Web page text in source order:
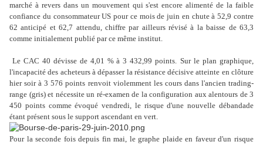
marché à revers dans un mouvement qui s'est encore alimenté de la faible
confiance du consommateur US pour ce mois de juin en chute à 52,9 contre
62 anticipé et 62,7 attendu, chiffre par ailleurs révisé à la baisse de 63,3
comme initialement publié par ce même institut.
Le CAC 40 dévisse de 4,01 % à 3 432,99 points. Sur le plan graphique,
l'incapacité des acheteurs à dépasser la résistance décisive atteinte en clôture
hier soir à 3 576 points renvoit violemment les cours dans l'ancien trading-
range (gris) et nécessite un ré-examen de la configuration aux alentours de 3
450 points comme évoqué vendredi, le risque d'une nouvelle débandade
étant présent sous le support ascendant en vert.
Pour la seconde fois depuis fin mai, le graphe plaide en faveur d'un risque